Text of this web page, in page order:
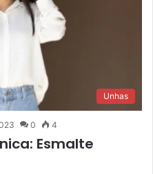
Unhas
0 4
Esmalte